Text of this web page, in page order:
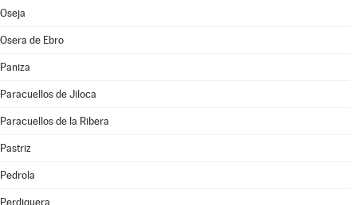
Oseja
Osera de Ebro
Paniza
Paracuellos de Jiloca
Paracuellos de la Ribera
Pastriz
Pedrola
Perdiguera